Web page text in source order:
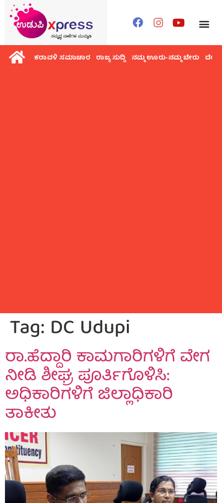
ಕರಾವಳಿ ಸಮಾಚಾರ ರಾಜ್ಯ ಸುದ್ದಿ ನಮ್ಮ ಊರು-ನಮ್ಮ ಬೇರು ದೇಶ
Tag: DC Udupi
ರಾ.ಹೆದ್ದಾರಿ ಕಾಮಗಾರಿಗಳಿಗೆ ವೇಗ
ನೀಡಿ ಶೀಘ್ರ ಪೂರ್ತಿಗೊಳಿಸಿ:
ಅಧಿಕಾರಿಗಳಿಗೆ ಜಿಲ್ಲಾಧಿಕಾರಿ
ತಾಕೀತು